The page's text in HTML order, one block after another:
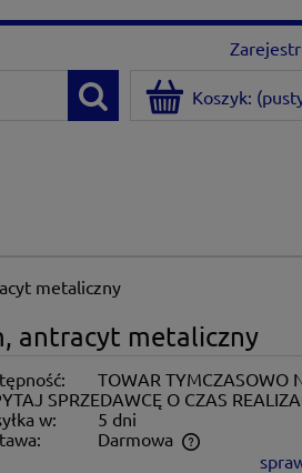
Koszyk:
metaliczny
antracyt metaliczny
TOWAR TYMCZASOWO
SPRZEDAWCĘ O CZAS
w:
5 dni
Darmowa